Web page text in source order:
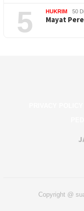
5 HUKRIM 50
Mayat
Copyright @